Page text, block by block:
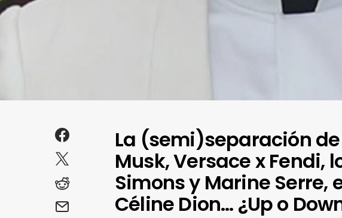
La (semi)separación de
Musk, Versace x Fendi,
Simons y Marine Serre,
Céline Dion… ¿Up o